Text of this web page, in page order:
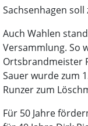
Sachsenhagen soll
Auch Wahlen
Versammlung. So
Ortsbrandmeister
Sauer wurde zum
Runzer zum
Für 50 Jahre